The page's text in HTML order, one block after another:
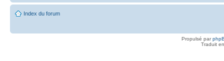
Index du forum
Propulsé par
Traduit